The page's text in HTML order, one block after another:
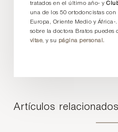
tratados en el último año- y
una de los 50 ortodoncistas
Europa, Oriente Medio y África-
sobre la doctora Bratos puedes
vitae, y su página personal.
Artículos relacionados